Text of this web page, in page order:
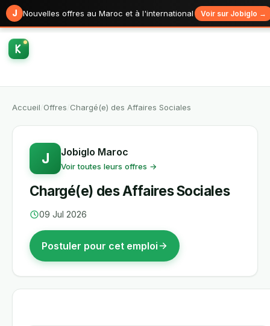
J Nouvelles offres au Maroc et à l'international Voir sur Jobiglo →
Accueil Offres Chargé(e) des Affaires Sociales
J Jobiglo Maroc
Voir toutes leurs offres →
Chargé(e) des Affaires Sociales
09 Jul 2026
Postuler pour cet emploi